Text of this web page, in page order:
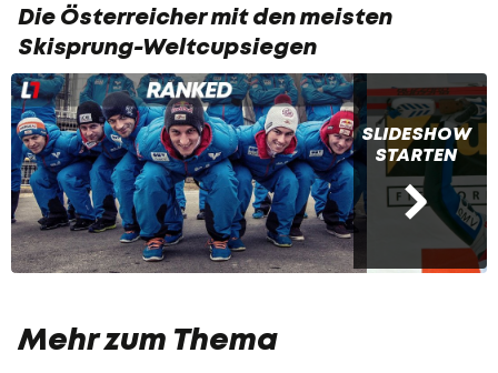
Die Österreicher mit den meisten
Skisprung-Weltcupsiegen
SLIDESHOW
STARTEN
Mehr zum Thema